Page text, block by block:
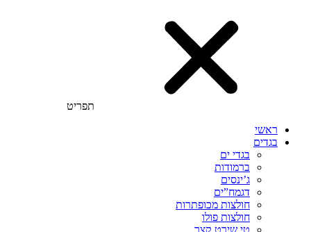
תפריט
ראשי
בגדים
בגדי ים
ברמודות
ג’ינסים
דגמח”ים
חולצות מכופתרות
חולצות פולו
טי שירט קצר